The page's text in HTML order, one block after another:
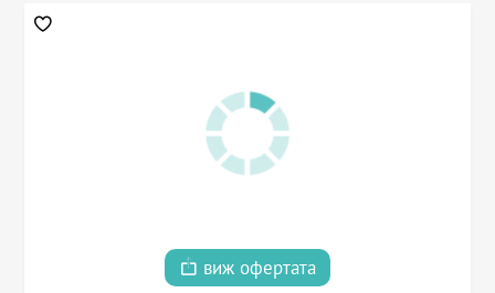
виж офертата